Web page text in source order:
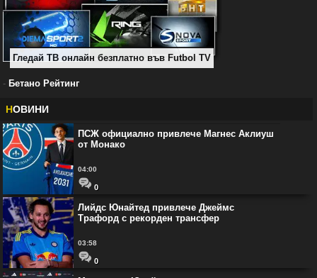
Гледай ТВ онлайн безплатно във Futbol TV
- Бетано Рейтинг
НОВИНИ
ПСЖ официално привлече Магнес Аклиуш
от Монако
04:00
0
Лийдс Юнайтед привлече Джеймс
Трафорд с рекорден трансфер
03:58
0